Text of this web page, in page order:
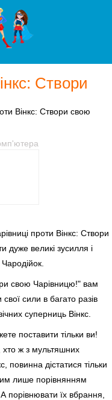
Створи
Вінкс: Створи свою
проти Вінкс: Створи
дуже великі зусилля і
свою Чарівницю!" вам
сили в багато разів
суперниць Вінкс.
поставити тільки ви!
хто ж з мультяшних
повинна дістатися тільки
лише порівнянням
порівнювати їх вбрання,